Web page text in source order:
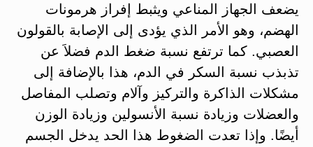
يضعف الجهاز المناعي ويثبط إفراز هرمونات
الهضم، وهو الأمر الذي يؤدى إلى الإصابة بالقولون
العصبي. كما ترتفع نسبة ضغط الدم فضلاَ عن
تذبذب نسبة السكر في الدم، هذا بالإضافة إلى
مشكلات الذاكرة والتركيز وآلام وتصلب المفاصل
والعضلات وزيادة نسبة الأنسولين وزيادة الوزن
أيضًا. وإذا تعدت الضغوط هذا الحد يدخل الجسم